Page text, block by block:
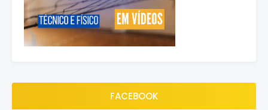
FACEBOOK